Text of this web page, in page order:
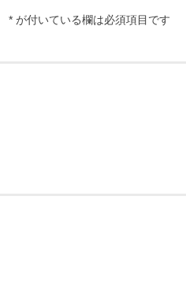
* が付いている欄は必須項目です